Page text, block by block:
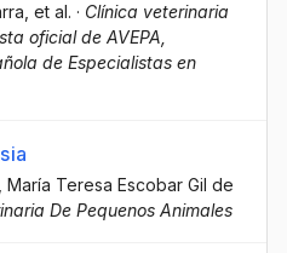
, et al. · Clínica veterinaria
oficial de AVEPA,
de Especialistas en
, María Teresa Escobar Gil de
De Pequenos Animales